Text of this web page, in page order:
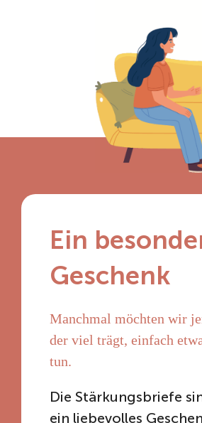
Ein
Geschenk
Manchmal möchten wir
der viel trägt, einfach
tun.
Die Stärkungsbriefe
ein liebevolles